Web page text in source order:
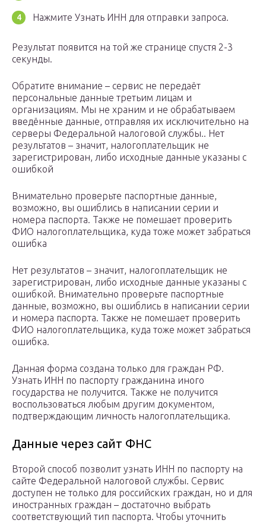
Нажмите Узнать ИНН для отправки запроса.
Результат появится на той же странице спустя 2-3
секунды.
Обратите внимание – сервис не передаёт
персональные данные третьим лицам и
организациям. Мы не храним и не обрабатываем
введённые данные, отправляя их исключительно на
серверы Федеральной налоговой службы.. Нет
результатов – значит, налогоплательщик не
зарегистрирован, либо исходные данные указаны с
ошибкой
Внимательно проверьте паспортные данные,
возможно, вы ошиблись в написании серии и
номера паспорта. Также не помешает проверить
ФИО налогоплательщика, куда тоже может забраться
ошибка
Нет результатов – значит, налогоплательщик не
зарегистрирован, либо исходные данные указаны с
ошибкой. Внимательно проверьте паспортные
данные, возможно, вы ошиблись в написании серии
и номера паспорта. Также не помешает проверить
ФИО налогоплательщика, куда тоже может забраться
ошибка.
Данная форма создана только для граждан РФ.
Узнать ИНН по паспорту гражданина иного
государства не получится. Также не получится
воспользоваться любым другим документом,
подтверждающим личность налогоплательщика.
Данные через сайт ФНС
Второй способ позволит узнать ИНН по паспорту на
сайте Федеральной налоговой службы. Сервис
доступен не только для российских граждан, но и для
иностранных граждан – достаточно выбрать
соответствующий тип паспорта. Чтобы уточнить